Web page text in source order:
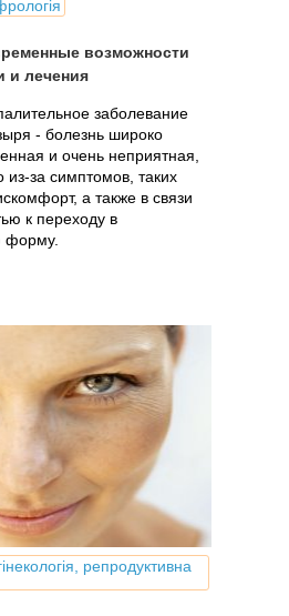
возможности
и лечения
заболевание
- болезнь широко
и очень неприятная,
из-за симптомов, таких
а также в связи
к переходу в
форму.
репродуктивна